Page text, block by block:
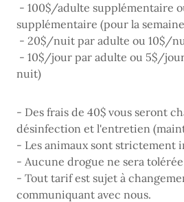
- 100$/adulte supplémentaire
supplémentaire (pour la
- 20$/nuit par adulte ou 10$/
- 10$/jour par adulte ou 5$/
nuit)
- Des frais de 40$ vous seront
désinfection et l'entretien
- Les animaux sont strictement
- Aucune drogue ne sera
- Tout tarif est sujet à
communiquant avec nous.